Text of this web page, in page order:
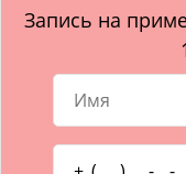
Запись на